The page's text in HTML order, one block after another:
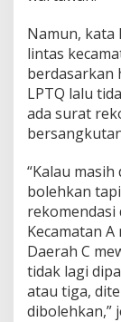
a
s
Namun, kata
lintas
berdasarkan
LPTQ lalu
ada surat
“Kalau
bolehkan
rekomendasi
Kecamatan
Daerah C
tidak lagi
atau tiga,
dibolehkan,”